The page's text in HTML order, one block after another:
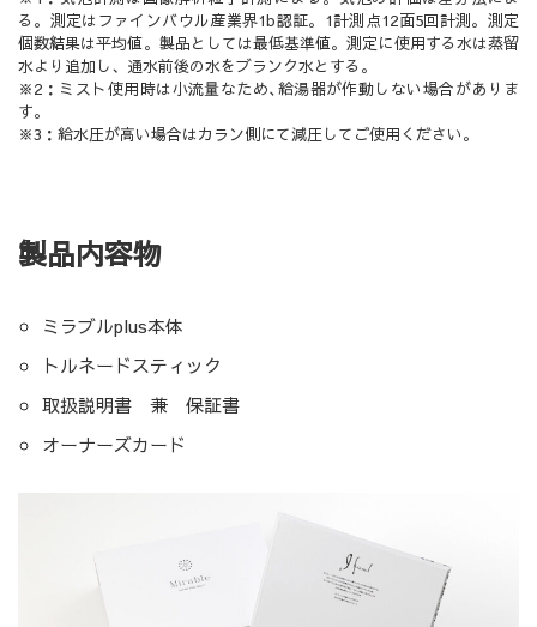
る。測定はファインバウル産業界1b認証。1計測点12面5回計測。測定
個数結果は平均値。製品としては最低基準値。測定に使用する水は蒸留
水より追加し、通水前後の水をブランク水とする。
※2：ミスト使用時は小流量なため､給湯器が作動しない場合がありま
す。
※3：給水圧が高い場合はカラン側にて減圧してご使用ください。
製品内容物
ミラブルplus本体
トルネードスティック
取扱説明書 兼 保証書
オーナーズカード